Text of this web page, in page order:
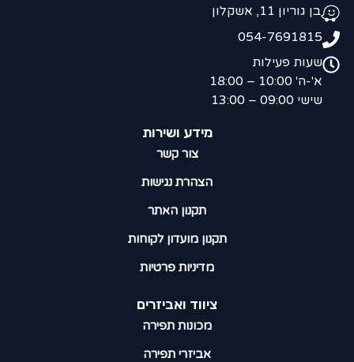
ציווד ואביזרים
מכונות תפירה
אביזרי תפירה
מידע ושירות
צור קשר
הצהרת נגישות
תקנון האתר
תקנון מועדון לקוחות
מדיניות פרטיות
בן גוריון 11, אשקלון
054-7691815
שעות פעילות
א'-ה' 10:00 – 18:00
שישי 09:00 – 13:00